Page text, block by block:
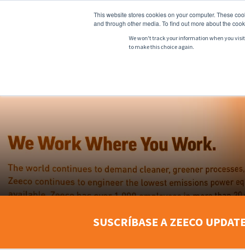
This website stores cookies on your computer. These
and through other media. To find out more about the
We won't track your information when you
to make this choice again.
SUSCRÍBASE A ZEECO